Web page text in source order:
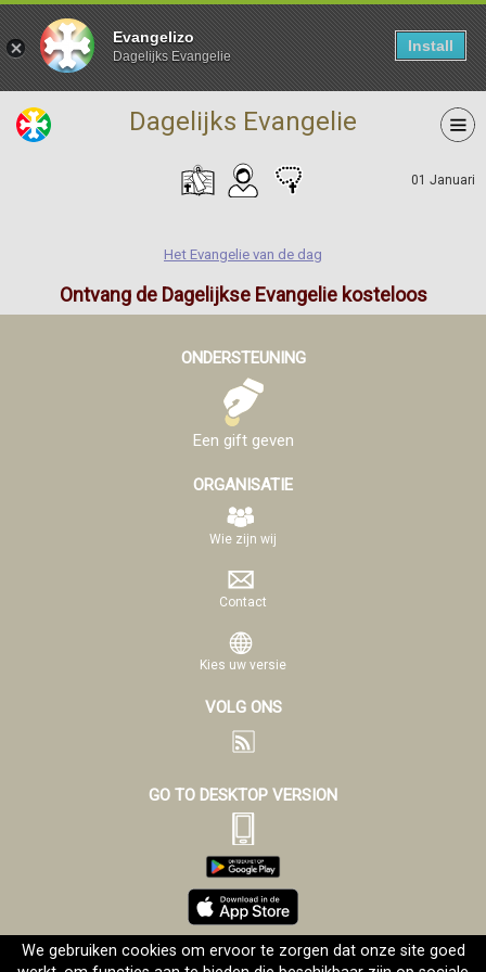
Evangelizo
Dagelijks Evangelie
Install
Dagelijks Evangelie
01 Januari
Het Evangelie van de dag
Ontvang de Dagelijkse Evangelie kosteloos
ONDERSTEUNING
Een gift geven
ORGANISATIE
Wie zijn wij
Contact
Kies uw versie
VOLG ONS
GO TO DESKTOP VERSION
We gebruiken cookies om ervoor te zorgen dat onze site goed